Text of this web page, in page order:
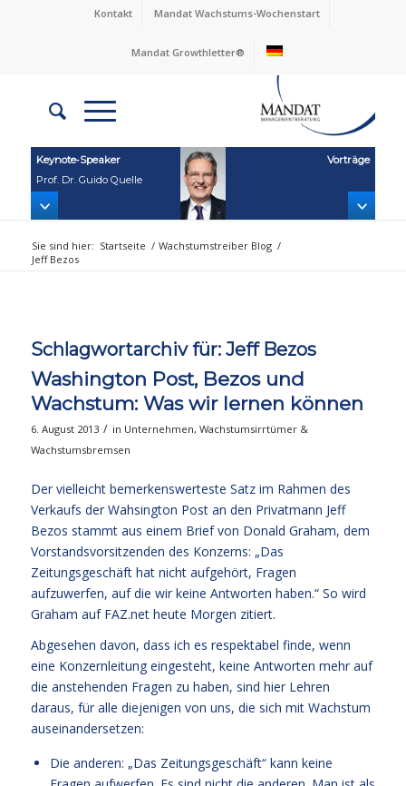
Kontakt Mandat Wachstums-Wochenstart
Mandat Growthletter®
Keynote‑Speaker
Prof. Dr. Guido Quelle
Vorträge
Sie sind hier: Startseite / Wachstumstreiber Blog /
Jeff Bezos
Schlagwortarchiv für: Jeff Bezos
Washington Post, Bezos und
Wachstum: Was wir lernen können
6. August 2013 / in Unternehmen, Wachstumsirrtümer &
Wachstumsbremsen
Der vielleicht bemerkenswerteste Satz im Rahmen des
Verkaufs der Wahsington Post an den Privatmann Jeff
Bezos stammt aus einem Brief von Donald Graham, dem
Vorstandsvorsitzenden des Konzerns: „Das
Zeitungsgeschäft hat nicht aufgehört, Fragen
aufzuwerfen, auf die wir keine Antworten haben.“ So wird
Graham auf FAZ.net heute Morgen zitiert.
Abgesehen davon, dass ich es respektabel finde, wenn
eine Konzernleitung eingesteht, keine Antworten mehr auf
die anstehenden Fragen zu haben, sind hier Lehren
daraus, für alle diejenigen von uns, die sich mit Wachstum
auseinandersetzen:
Die anderen: „Das Zeitungsgeschäft“ kann keine